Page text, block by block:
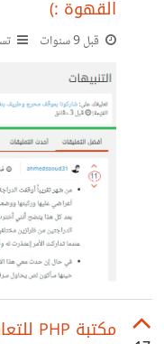
344586.57
متساويين حاولت
دون جدوى - لم
القهوة :)
قبل 9 سنوات
مكتبة PHP للتعامل مع بوابة الدفع Payfort